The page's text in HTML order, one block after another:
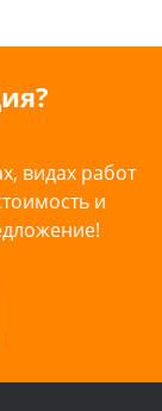
видах работ
и